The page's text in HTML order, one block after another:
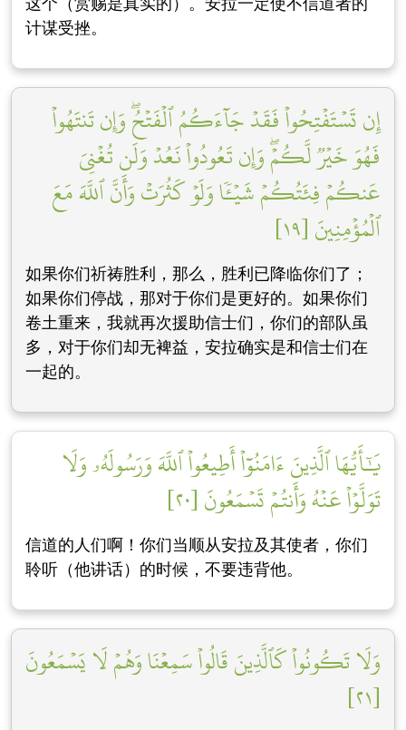
计谋受挫。
إِن تَسۡتَفۡتِحُواْ فَقَدۡ جَآءَكُمُ ٱلۡفَتۡحُۖ وَإِن تَنتَهُواْ
فَهُوَ خَيۡرٞ لَّكُمۡۖ وَإِن تَعُودُواْ نَعُدۡ وَلَن تُغۡنِيَ
عَنكُمۡ فِئَتُكُمۡ شَيۡـٔٗا وَلَوۡ كَثُرَتۡ وَأَنَّ ٱللَّهَ مَعَ
ٱلۡمُؤۡمِنِينَ [١٩]
如果你们祈祷胜利，那么，胜利已降临你们了；
如果你们停战，那对于你们是更好的。如果你们
卷土重来，我就再次援助信士们，你们的部队虽
多，对于你们却无裨益，安拉确实是和信士们在
一起的。
يَٰٓأَيُّهَا ٱلَّذِينَ ءَامَنُوٓاْ أَطِيعُواْ ٱللَّهَ وَرَسُولَهُۥ وَلَا
تَوَلَّوۡاْ عَنۡهُ وَأَنتُمۡ تَسۡمَعُونَ [٢٠]
信道的人们啊！你们当顺从安拉及其使者，你们
聆听（他讲话）的时候，不要违背他。
وَلَا تَكُونُواْ كَٱلَّذِينَ قَالُواْ سَمِعۡنَا وَهُمۡ لَا يَسۡمَعُونَ
[٢١]